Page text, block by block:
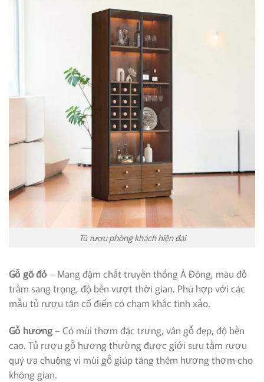
Tủ rượu phòng khách hiện đại
Gỗ gõ đỏ – Mang đậm chất truyền thống Á Đông, màu đỏ
trầm sang trọng, độ bền vượt thời gian. Phù hợp với các
mẫu tủ rượu tân cổ điển có chạm khắc tinh xảo.
Gỗ hương– Có mùi thơm đặc trưng, vân gỗ đẹp, độ bền
cao. Tủ rượu gỗ hương thường được giới sưu tầm rượu
quý ưa chuộng vì mùi gỗ giúp tăng thêm hương thơm cho
không gian.